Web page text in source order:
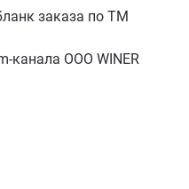
заказа по ТМ
канала ООО WINER